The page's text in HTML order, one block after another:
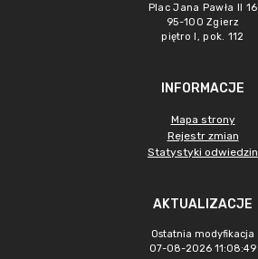
Plac Jana Pawła II 16
95-100 Zgierz
piętro I, pok. 112
INFORMACJE
Mapa strony
Rejestr zmian
Statystyki odwiedzin
AKTUALIZACJE
Ostatnia modyfikacja
07-08-2026 11:08:49